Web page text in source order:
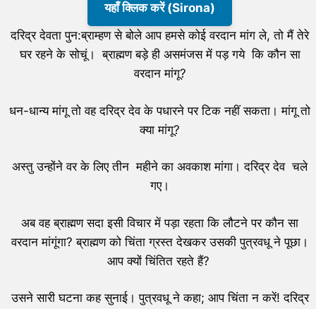
यहाँ क्लिक करें (Sirona)
दरिद्र देवता पुन:ब्राम्हण से बोले आप हमसे कोई वरदान मांग ले, तो मैं तेरे
घर रहने के सोचूं। ब्राह्मण बड़े ही असमंजस में पड़ गये कि कौन सा
वरदान मांगू?
धन-धान्य मांगू तो वह दरिद्र देव के पधारने पर टिक नहीं सकता। मांगू तो
क्या मांगू?
अस्तु उन्होंने वर के लिए तीन महीने का अवकाश मांगा। दरिद्र देव चले
गए।
अब वह ब्राह्मण सदा इसी विचार में पड़ा रहता कि लौटने पर कौन सा
वरदान मांगूंगा? ब्राह्मण को चिंता ग्रस्त देखकर उसकी पुत्रवधू ने पूछा।
आप क्यों चिंतित रहते हैं?
उसने सारी घटना कह सुनाई। पुत्रवधू ने कहा; आप चिंता न करें! दरिद्र